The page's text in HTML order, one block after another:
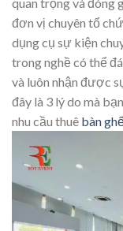
đơn vị chuyên tổ
dụng cụ sự kiện
trong nghề có thể
và luôn nhận được
đây là 3 lý do mà
nhu cầu thuê bàn